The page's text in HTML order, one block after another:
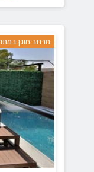
מרחב מוגן